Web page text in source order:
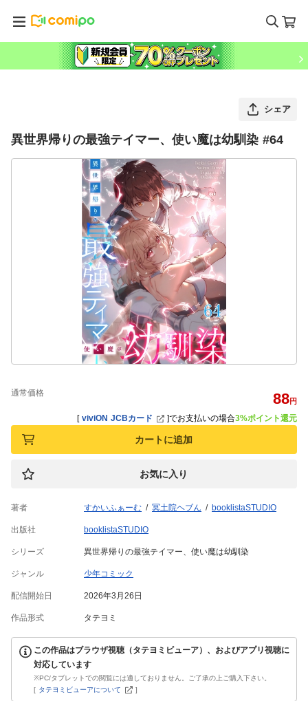
シェア
異世界帰りの最強テイマー、使い魔は幼馴染 #64
通常価格 88円
[ viviON JCBカード ]でお支払いの場合3%ポイント還元
カートに追加
お気に入り
著者 すかいふぁーむ 冥土院ヘブん booklistaSTUDIO
出版社 booklistaSTUDIO
シリーズ 異世界帰りの最強テイマー、使い魔は幼馴染
ジャンル 少年コミック
配信開始日 2026年3月26日
作品形式 タテヨミ
この作品はブラウザ視聴（タテヨミビューア）、およびアプリ視聴に
対応しています
※PC/タブレットでの閲覧には適しておりません。ご了承の上ご購入下さい。
[ タテヨミビューアについて ]